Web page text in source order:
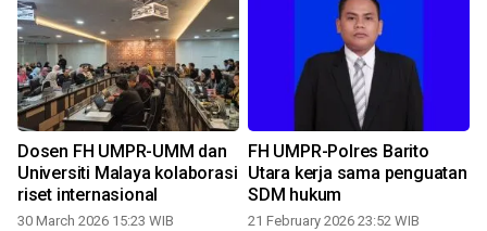
Dosen FH UMPR-UMM dan
Universiti Malaya kolaborasi
riset internasional
30 March 2026 15:23 WIB
FH UMPR-Polres Barito
Utara kerja sama penguatan
SDM hukum
21 February 2026 23:52 WIB